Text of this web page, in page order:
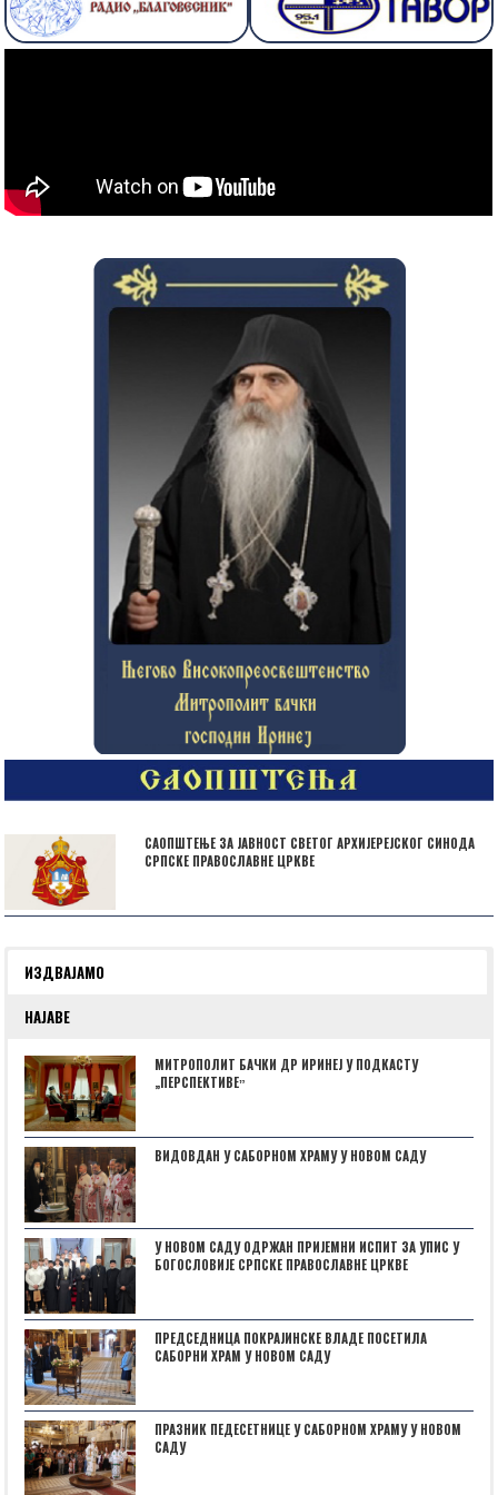
САОПШТЕЊЕ ЗА ЈАВНОСТ СВЕТОГ АРХИЈЕРЕЈСКОГ СИНОДА
СРПСКЕ ПРАВОСЛАВНЕ ЦРКВЕ
ИЗДВАЈАМО
НАЈАВЕ
МИТРОПОЛИТ БАЧКИ ДР ИРИНЕЈ У ПОДКАСТУ
„ПЕРСПЕКТИВЕˮ
ВИДОВДАН У САБОРНОМ ХРАМУ У НОВОМ САДУ
У НОВОМ САДУ ОДРЖАН ПРИЈЕМНИ ИСПИТ ЗА УПИС У
БОГОСЛОВИЈЕ СРПСКЕ ПРАВОСЛАВНЕ ЦРКВЕ
ПРЕДСЕДНИЦА ПОКРАЈИНСКЕ ВЛАДЕ ПОСЕТИЛА
САБОРНИ ХРАМ У НОВОМ САДУ
ПРАЗНИК ПЕДЕСЕТНИЦЕ У САБОРНОМ ХРАМУ У НОВОМ
САДУ